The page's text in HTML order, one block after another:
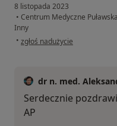
8 listopada 2023
• Centrum Medyczne
Inny
• w opinii użytkownika KK
zgłoś nadużycie
dr n. med.
Serdecznie
AP